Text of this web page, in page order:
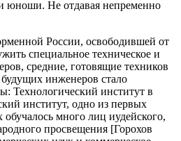
и юноши. Не отдавая непременно
России, освободившей от
специальное техническое и
средние, готовящие техников
инженеров стало
Технологический институт в
институт, одно из первых
много лиц иудейского,
просвещения [Горохов